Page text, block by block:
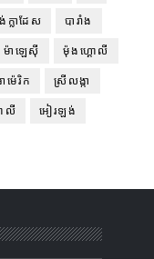
ក្លាដែស
បារាំង
ម៉ាឡេស៊ី
ម៉ុងហ្គោលី
ម៉េរិក
ស្រីលង្កា
ាលី
អៀរឡង់